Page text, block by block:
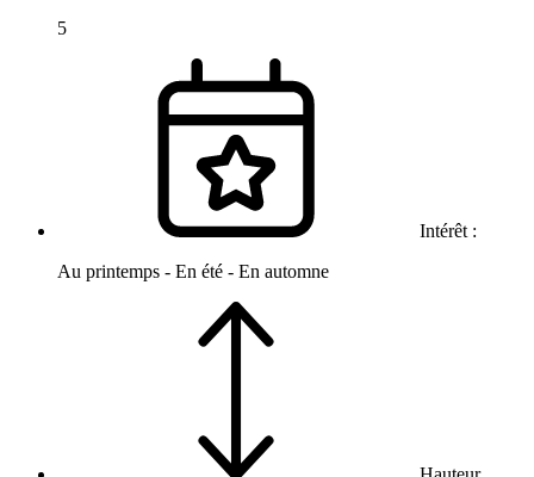
5
Intérêt :
Au printemps - En été - En automne